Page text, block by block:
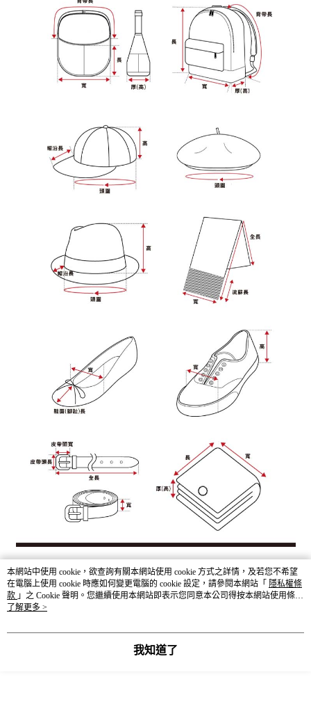
顯示電腦版詳細說明
本網站中使用 cookie，欲查詢有關本網站使用 cookie 方式之詳情，及若您不希望
在電腦上使用 cookie 時應如何變更電腦的 cookie 設定，請參閱本網站「 隱私權條
款 」之 Cookie 聲明。您繼續使用本網站即表示您同意本公司得按本網站使用條款
之 Cookie 聲明使用 cookie。
了解更多 >
我知道了